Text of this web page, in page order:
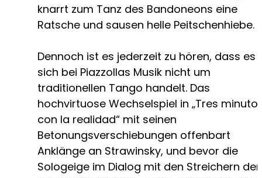
knarrt zum Tanz des Bandoneons eine
Ratsche und sausen helle Peitschenhiebe.
Dennoch ist es jederzeit zu hören, dass es
sich bei Piazzollas Musik nicht um
traditionellen Tango handelt. Das
hochvirtuose Wechselspiel in „Tres
con la realidad“ mit seinen
Betonungsverschiebungen offenbart
Anklänge an Strawinsky, und bevor die
Sologeige im Dialog mit den Streichern der